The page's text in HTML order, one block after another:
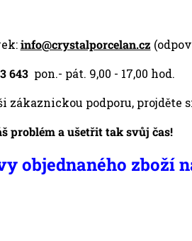
info@crystalporcelan.cz
643 pon.- pát. 9,00 - 17,00 hod.
podporu, projděte
problém a ušetřit tak svůj čas!
objednaného zboží